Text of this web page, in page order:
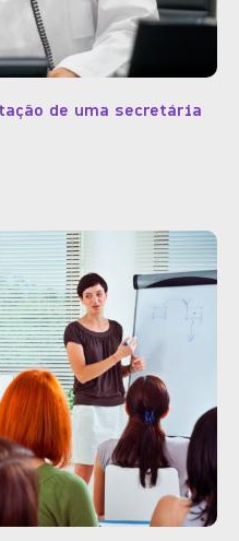
de uma secretária